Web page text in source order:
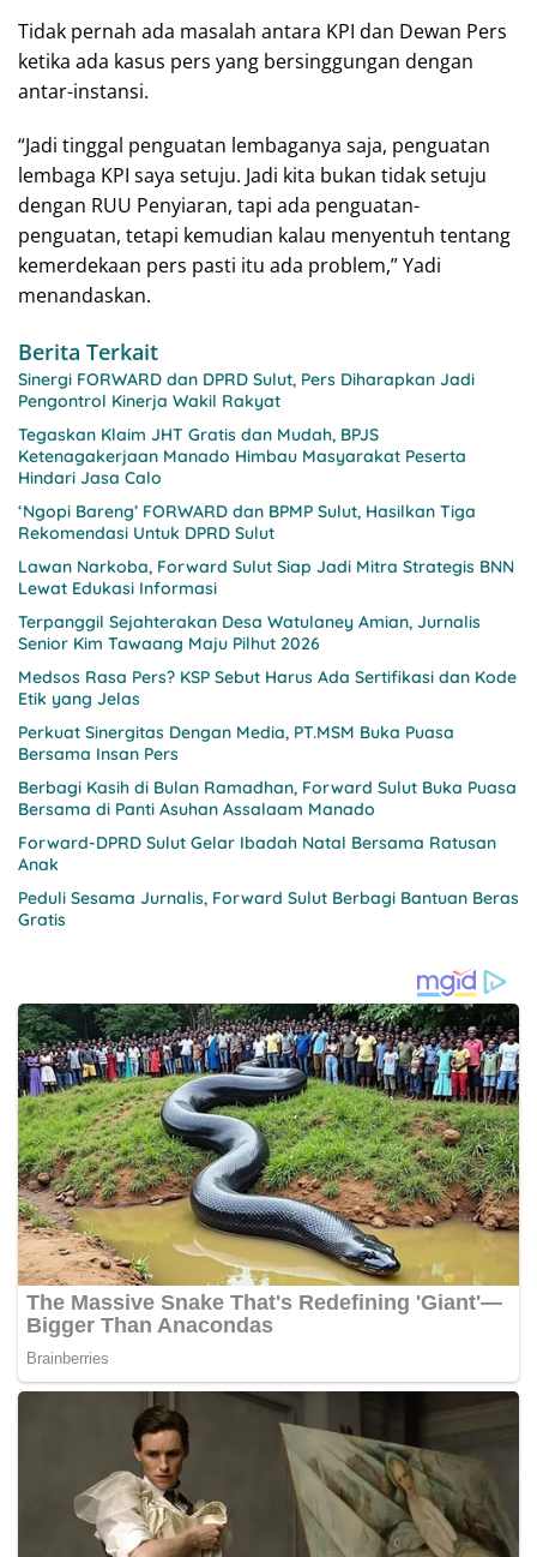
Tidak pernah ada masalah antara KPI dan Dewan Pers
ketika ada kasus pers yang bersinggungan dengan
antar-instansi.
“Jadi tinggal penguatan lembaganya saja, penguatan
lembaga KPI saya setuju. Jadi kita bukan tidak setuju
dengan RUU Penyiaran, tapi ada penguatan-
penguatan, tetapi kemudian kalau menyentuh tentang
kemerdekaan pers pasti itu ada problem,” Yadi
menandaskan.
Berita Terkait
Sinergi FORWARD dan DPRD Sulut, Pers Diharapkan Jadi
Pengontrol Kinerja Wakil Rakyat
Tegaskan Klaim JHT Gratis dan Mudah, BPJS
Ketenagakerjaan Manado Himbau Masyarakat Peserta
Hindari Jasa Calo
‘Ngopi Bareng’ FORWARD dan BPMP Sulut, Hasilkan Tiga
Rekomendasi Untuk DPRD Sulut
Lawan Narkoba, Forward Sulut Siap Jadi Mitra Strategis BNN
Lewat Edukasi Informasi
Terpanggil Sejahterakan Desa Watulaney Amian, Jurnalis
Senior Kim Tawaang Maju Pilhut 2026
Medsos Rasa Pers? KSP Sebut Harus Ada Sertifikasi dan Kode
Etik yang Jelas
Perkuat Sinergitas Dengan Media, PT.MSM Buka Puasa
Bersama Insan Pers
Berbagi Kasih di Bulan Ramadhan, Forward Sulut Buka Puasa
Bersama di Panti Asuhan Assalaam Manado
Forward-DPRD Sulut Gelar Ibadah Natal Bersama Ratusan
Anak
Peduli Sesama Jurnalis, Forward Sulut Berbagi Bantuan Beras
Gratis